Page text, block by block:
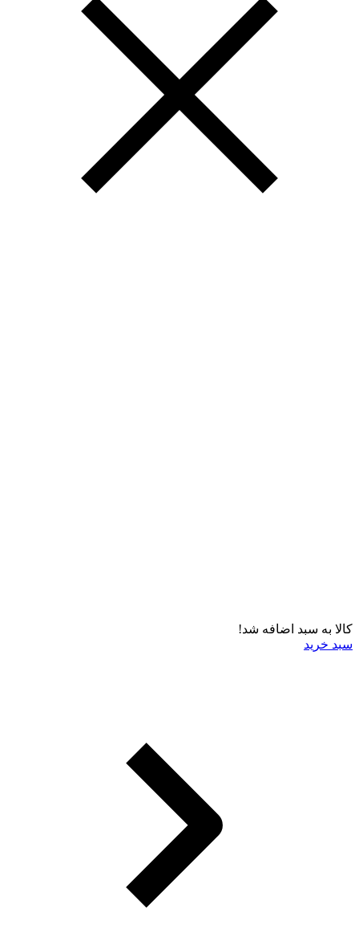
کالا به سبد اضافه شد!
سبد خرید